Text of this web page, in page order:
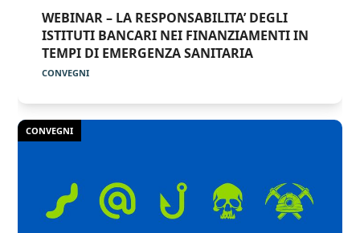
WEBINAR – LA RESPONSABILITA’ DEGLI
ISTITUTI BANCARI NEI FINANZIAMENTI IN
TEMPI DI EMERGENZA SANITARIA
CONVEGNI
CONVEGNI